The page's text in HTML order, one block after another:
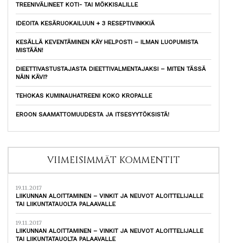
TREENIVÄLINEET KOTI- TAI MÖKKISALILLE
IDEOITA KESÄRUOKAILUUN + 3 RESEPTIVINKKIÄ
KESÄLLÄ KEVENTÄMINEN KÄY HELPOSTI – ILMAN LUOPUMISTA
MISTÄÄN!
DIEETTIVASTUSTAJASTA DIEETTIVALMENTAJAKSI – MITEN TÄSSÄ
NÄIN KÄVI?
TEHOKAS KUMINAUHATREENI KOKO KROPALLE
EROON SAAMATTOMUUDESTA JA ITSESYYTÖKSISTÄ!
VIIMEISIMMÄT KOMMENTIT
19.11.2017
LIIKUNNAN ALOITTAMINEN – VINKIT JA NEUVOT ALOITTELIJALLE
TAI LIIKUNTATAUOLTA PALAAVALLE
19.11.2017
LIIKUNNAN ALOITTAMINEN – VINKIT JA NEUVOT ALOITTELIJALLE
TAI LIIKUNTATAUOLTA PALAAVALLE